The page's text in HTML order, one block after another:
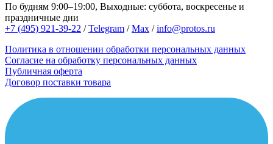
По будням 9:00–19:00, Выходные: суббота, воскресенье и
праздничные дни
+7 (495) 921-39-22 /Telegram /Max /info@protos.ru
Политика в отношении обработки персональных данных
Согласие на обработку персональных данных
Публичная оферта
Договор поставки товара